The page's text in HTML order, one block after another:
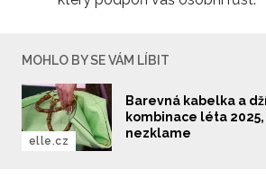
MOHLO BY SE VÁM LÍBIT
Barevná kabelka a
kombinace léta
nezklame
elle.cz